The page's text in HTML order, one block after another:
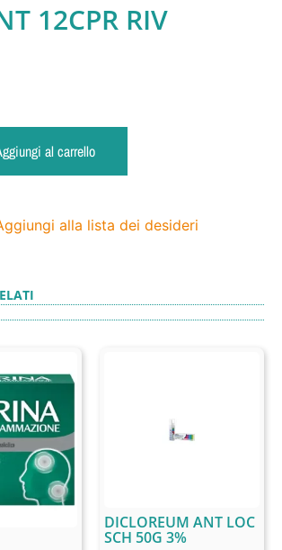
12CPR RIV
al carrello
alla lista dei desideri
DICLOREUM ANT LOC
SCH 50G 3%